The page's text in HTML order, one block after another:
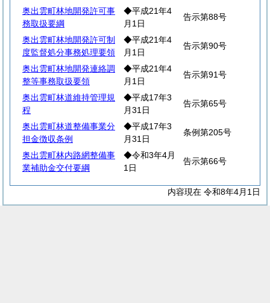
奥出雲町林地開発許可事
務取扱要綱
◆平成21年4
月1日
告示第88号
奥出雲町林地開発許可制
度監督処分事務処理要領
◆平成21年4
月1日
告示第90号
奥出雲町林地開発連絡調
整等事務取扱要領
◆平成21年4
月1日
告示第91号
奥出雲町林道維持管理規
程
◆平成17年3
月31日
告示第65号
奥出雲町林道整備事業分
担金徴収条例
◆平成17年3
月31日
条例第205号
奥出雲町林内路網整備事
業補助金交付要綱
◆令和3年4月
1日
告示第66号
内容現在 令和8年4月1日